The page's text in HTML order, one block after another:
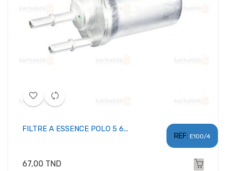
REF: E100/4
FILTRE A ESSENCE POLO 5 6...
Prix
67,00 TND